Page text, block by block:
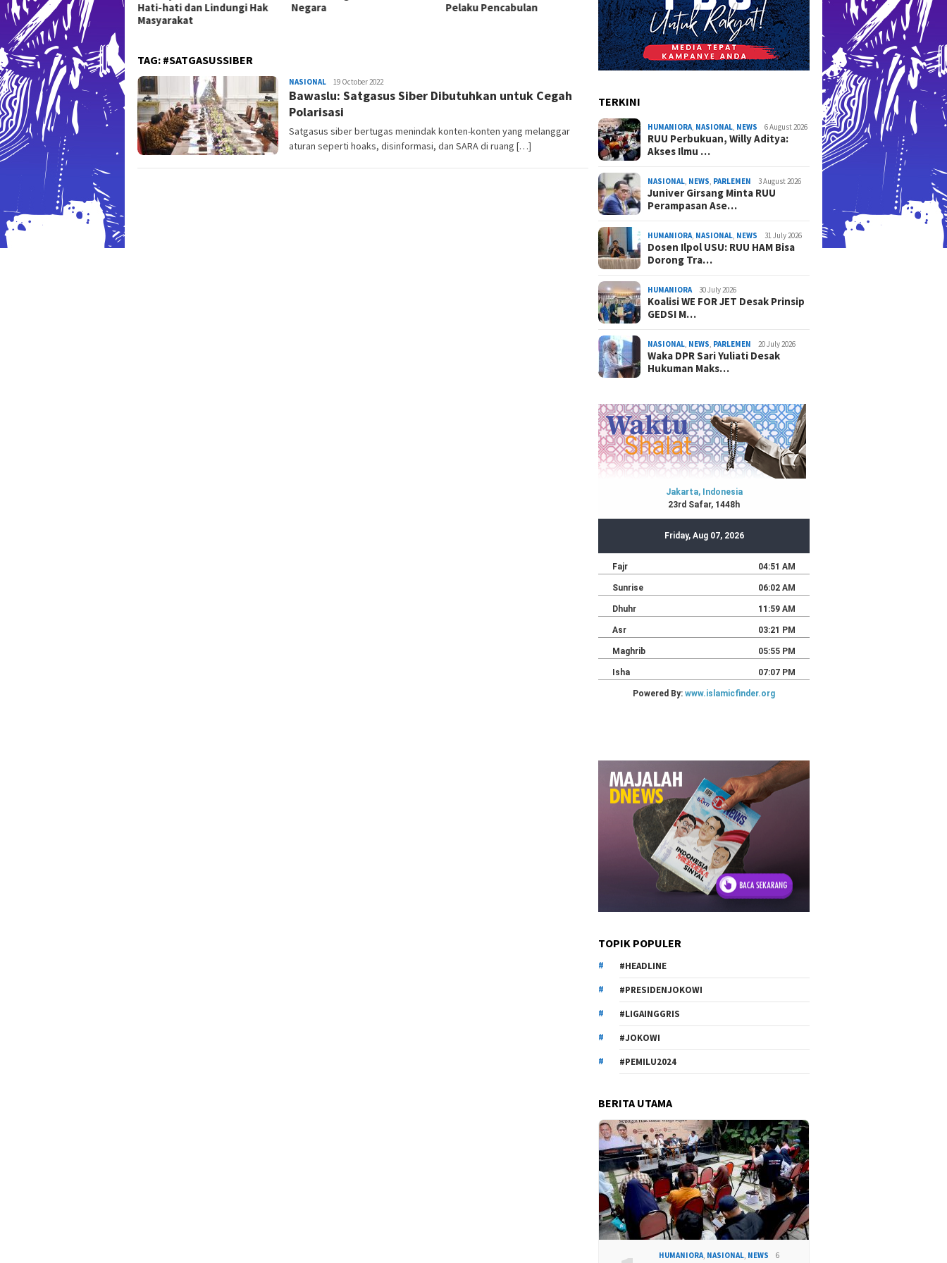
Hak Dasar Warga
Hati-hati dan Lindungi Hak
Masyarakat
Negara
Pelaku Pencabulan
Intervensi Hukum
adalah Hak Dasar Warga
Negara
Hati-
TAG: #SATGASUSSIBER
NASIONALRedaksi
19 October 2022
Bawaslu: Satgasus Siber Dibutuhkan untuk Cegah
Polarisasi
Satgasus siber bertugas menindak konten-konten yang melanggar
aturan seperti hoaks, disinformasi, dan SARA di ruang […]
TERKINI
HUMANIORA NASIONAL NEWS 6 August 2026
RUU Perbukuan, Willy Aditya:
Akses Ilmu …
NASIONAL NEWS PARLEMEN 3 August 2026
Juniver Girsang Minta RUU
Perampasan Ase…
HUMANIORA NASIONAL NEWS 31 July 2026
Dosen Ilpol USU: RUU HAM Bisa
Dorong Tra…
HUMANIORA 30 July 2026
Koalisi WE FOR JET Desak Prinsip
GEDSI M…
NASIONAL NEWS PARLEMEN 20 July 2026
Waka DPR Sari Yuliati Desak
Hukuman Maks…
TOPIK POPULER
#HEADLINE
#PRESIDENJOKOWI
#LIGAINGGRIS
#JOKOWI
#PEMILU2024
BERITA UTAMA
HUMANIORA, NASIONAL, NEWS
6